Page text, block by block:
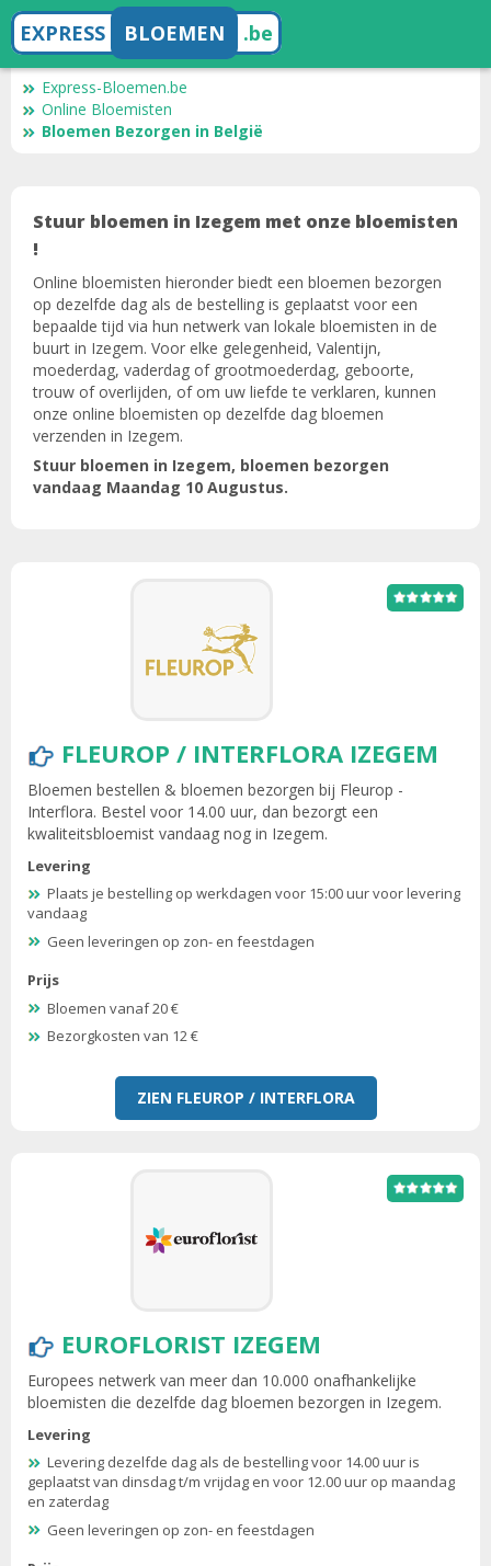
EXPRESS BLOEMEN .be
Express-Bloemen.be
Online Bloemisten
Bloemen Bezorgen in België
Stuur bloemen in Izegem met onze bloemisten
!
Online bloemisten hieronder biedt een bloemen bezorgen
op dezelfde dag als de bestelling is geplaatst voor een
bepaalde tijd via hun netwerk van lokale bloemisten in de
buurt in Izegem. Voor elke gelegenheid, Valentijn,
moederdag, vaderdag of grootmoederdag, geboorte,
trouw of overlijden, of om uw liefde te verklaren, kunnen
onze online bloemisten op dezelfde dag bloemen
verzenden in Izegem.
Stuur bloemen in Izegem, bloemen bezorgen
vandaag Maandag 10 Augustus.
FLEUROP / INTERFLORA IZEGEM
Bloemen bestellen & bloemen bezorgen bij Fleurop -
Interflora. Bestel voor 14.00 uur, dan bezorgt een
kwaliteitsbloemist vandaag nog in Izegem.
Levering
Plaats je bestelling op werkdagen voor 15:00 uur voor levering
vandaag
Geen leveringen op zon- en feestdagen
Prijs
Bloemen vanaf 20 €
Bezorgkosten van 12 €
ZIEN FLEUROP / INTERFLORA
EUROFLORIST IZEGEM
Europees netwerk van meer dan 10.000 onafhankelijke
bloemisten die dezelfde dag bloemen bezorgen in Izegem.
Levering
Levering dezelfde dag als de bestelling voor 14.00 uur is
geplaatst van dinsdag t/m vrijdag en voor 12.00 uur op maandag
en zaterdag
Geen leveringen op zon- en feestdagen